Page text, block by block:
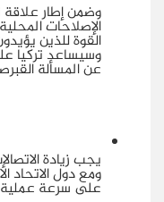
وضمن إطار علاقة
الإصلاحات
القوة للذين
وسيساعد تركيا
عن المسألة
يجب زيادة
ومع دول الاتحاد
على سرعة عملية